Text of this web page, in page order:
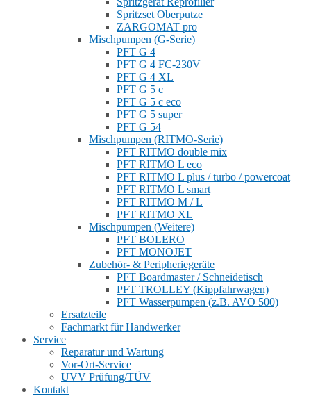
Spritzset Oberputze
ZARGOMAT pro
Mischpumpen (G-Serie)
PFT G 4
PFT G 4 FC-230V
PFT G 4 XL
PFT G 5 c
PFT G 5 c eco
PFT G 5 super
PFT G 54
Mischpumpen (RITMO-Serie)
PFT RITMO double mix
PFT RITMO L eco
PFT RITMO L plus / turbo / powercoat
PFT RITMO L smart
PFT RITMO M / L
PFT RITMO XL
Mischpumpen (Weitere)
PFT BOLERO
PFT MONOJET
Zubehör- & Peripheriegeräte
PFT Boardmaster / Schneidetisch
PFT TROLLEY (Kippfahrwagen)
PFT Wasserpumpen (z.B. AVO 500)
Ersatzteile
Fachmarkt für Handwerker
Service
Reparatur und Wartung
Vor-Ort-Service
UVV Prüfung/TÜV
Kontakt